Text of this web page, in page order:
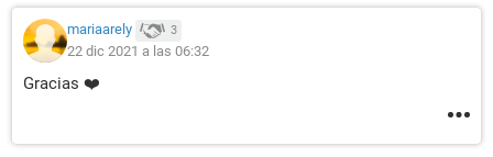
mariaarely 3
22 dic 2021 a las 06:32
Gracias ❤️